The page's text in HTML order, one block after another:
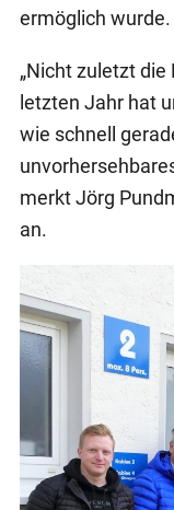
ermöglich wurde.
„Nicht zuletzt
letzten Jahr hat
wie schnell
merkt Jörg
an.